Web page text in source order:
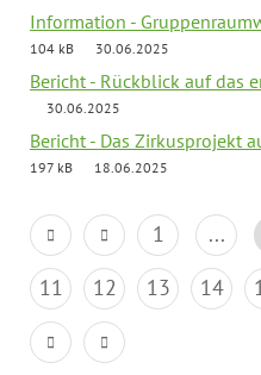
Information -
104 kB
30.06.2025
Bericht - Rückblick auf das
30.06.2025
Bericht - Das Zirkusprojekt
197 kB
18.06.2025
1 ...
11
12 13 14